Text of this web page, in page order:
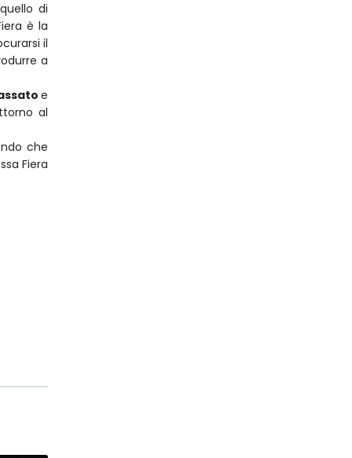
di
è la
il
a
e
al
che
Fiera